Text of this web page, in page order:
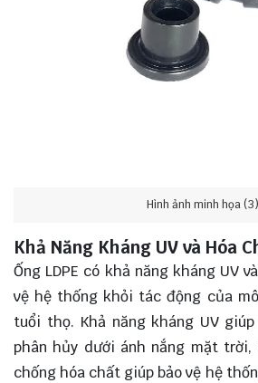
Hình ảnh minh họa (3)
Khả Năng Kháng UV và Hóa
Ống LDPE có khả năng kháng UV
vệ hệ thống khỏi tác động của
tuổi thọ. Khả năng kháng UV giúp
phân hủy dưới ánh nắng mặt
chống hóa chất giúp bảo vệ hệ